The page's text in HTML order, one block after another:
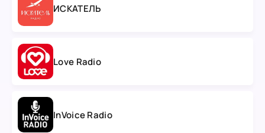
ИСКАТЕЛЬ
Love Radio
InVoice Radio